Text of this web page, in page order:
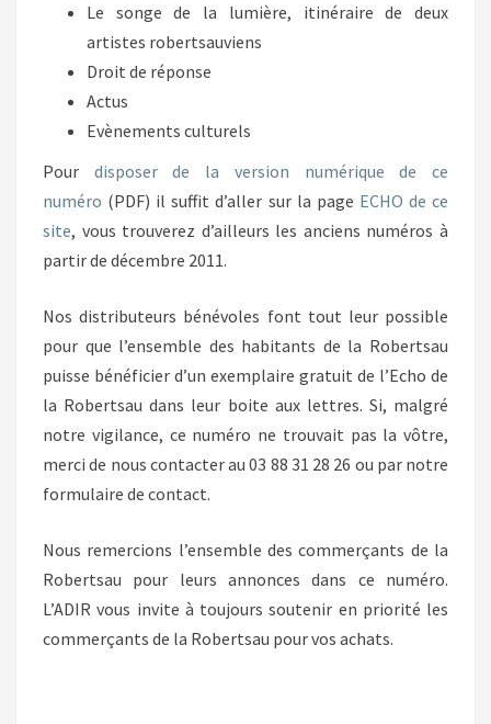
Le songe de la lumière, itinéraire de deux
artistes robertsauviens
Droit de réponse
Actus
Evènements culturels
Pour disposer de la version numérique de ce
numéro (PDF) il suffit d’aller sur la page ECHO de ce
site, vous trouverez d’ailleurs les anciens numéros à
partir de décembre 2011.
Nos distributeurs bénévoles font tout leur possible
pour que l’ensemble des habitants de la Robertsau
puisse bénéficier d’un exemplaire gratuit de l’Echo de
la Robertsau dans leur boite aux lettres. Si, malgré
notre vigilance, ce numéro ne trouvait pas la vôtre,
merci de nous contacter au 03 88 31 28 26 ou par notre
formulaire de contact.
Nous remercions l’ensemble des commerçants de la
Robertsau pour leurs annonces dans ce numéro.
L’ADIR vous invite à toujours soutenir en priorité les
commerçants de la Robertsau pour vos achats.